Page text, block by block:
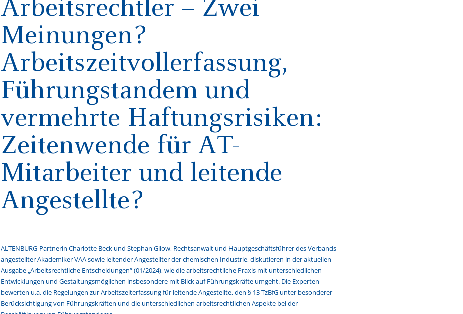
Meinungen?
Arbeitszeitvollerfassung,
Führungstandem und
vermehrte Haftungsrisiken:
Zeitenwende für AT-
Mitarbeiter und leitende
Angestellte?
ALTENBURG-Partnerin Charlotte Beck und Stephan Gilow, Rechtsanwalt und Hauptgeschäftsführer des Verbands
angestellter Akademiker VAA sowie leitender Angestellter der chemischen Industrie, diskutieren in der aktuellen
Ausgabe „Arbeitsrechtliche Entscheidungen“ (01/2024), wie die arbeitsrechtliche Praxis mit unterschiedlichen
Entwicklungen und Gestaltungsmöglichen insbesondere mit Blick auf Führungskräfte umgeht. Die Experten
bewerten u.a. die Regelungen zur Arbeitszeiterfassung für leitende Angestellte, den § 13 TzBfG unter besonderer
Berücksichtigung von Führungskräften und die unterschiedlichen arbeitsrechtlichen Aspekte bei der